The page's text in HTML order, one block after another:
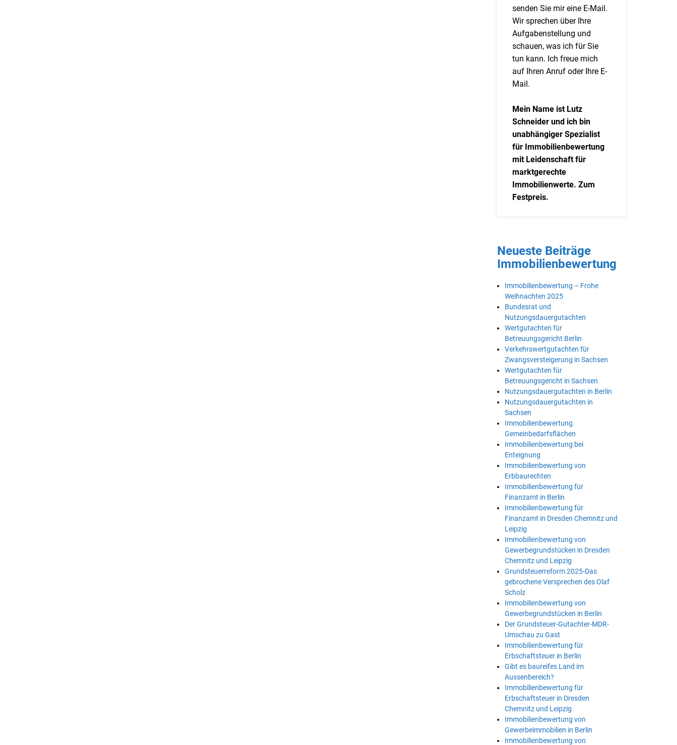
senden Sie mir eine E-Mail.
Wir sprechen über Ihre
Aufgabenstellung und
schauen, was ich für Sie
tun kann. Ich freue mich
auf Ihren Anruf oder Ihre E-
Mail.
Mein Name ist Lutz
Schneider und ich bin
unabhängiger Spezialist
für Immobilienbewertung
mit Leidenschaft für
marktgerechte
Immobilienwerte. Zum
Festpreis.
Neueste Beiträge
Immobilienbewertung
Immobilienbewertung – Frohe
Weihnachten 2025
Bundesrat und
Nutzungsdauergutachten
Wertgutachten für
Betreuungsgericht Berlin
Verkehrswertgutachten für
Zwangsversteigerung in Sachsen
Wertgutachten für
Betreuungsgericht in Sachsen
Nutzungsdauergutachten in Berlin
Nutzungsdauergutachten in
Sachsen
Immobilienbewertung
Gemeinbedarfsflächen
Immobilienbewertung bei
Enteignung
Immobilienbewertung von
Erbbaurechten
Immobilienbewertung für
Finanzamt in Berlin
Immobilienbewertung für
Finanzamt in Dresden Chemnitz und
Leipzig
Immobilienbewertung von
Gewerbegrundstücken in Dresden
Chemnitz und Leipzig
Grundsteuerreform 2025-Das
gebrochene Versprechen des Olaf
Scholz
Immobilienbewertung von
Gewerbegrundstücken in Berlin
Der Grundsteuer-Gutachter-MDR-
Umschau zu Gast
Immobilienbewertung für
Erbschaftsteuer in Berlin
Gibt es baureifes Land im
Aussenbereich?
Immobilienbewertung für
Erbschaftsteuer in Dresden
Chemnitz und Leipzig
Immobilienbewertung von
Gewerbeimmobilien in Berlin
Immobilienbewertung von